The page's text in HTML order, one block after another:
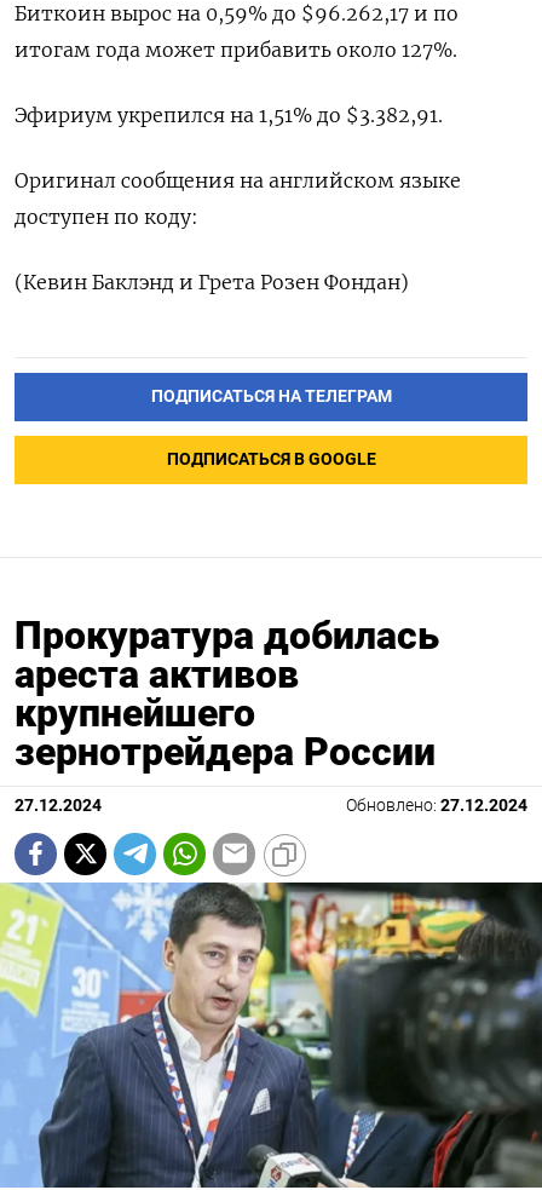
Биткоин вырос на 0,59% до $96.262,17 и по
итогам года может прибавить около 127%.
Эфириум укрепился на 1,51% до $3.382,91.
Оригинал сообщения на английском языке
доступен по коду:
(Кевин Баклэнд и Грета Розен Фондан)
ПОДПИСАТЬСЯ НА ТЕЛЕГРАМ
ПОДПИСАТЬСЯ В GOOGLE
Прокуратура добилась
ареста активов
крупнейшего
зернотрейдера России
27.12.2024 Обновлено: 27.12.2024